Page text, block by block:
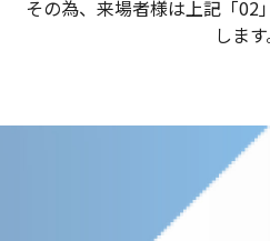
その為、来場者様は上記「02
します